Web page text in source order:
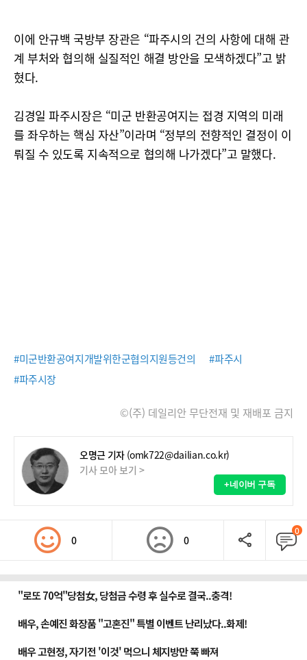
이에 안규백 국방부 장관은 “파주시의 건의 사항에 대해 관
계 부처와 협의해 실질적인 해결 방안을 모색하겠다”고 밝
혔다.
김경일 파주시장은 “미군 반환공여지는 접경 지역의 미래
를 좌우하는 핵심 자산”이라며 “정부의 전향적인 결정이 이
뤄질 수 있도록 지속적으로 협의해 나가겠다”고 말했다.
#미군반환공여지개발위한군협의지원등건의
#파주시
#파주시장
©(주) 데일리안 무단전재 및 재배포 금지
오명근 기자 (omk722@dailian.co.kr)
기사 모아 보기 >
+네이버 구독
0 0
0